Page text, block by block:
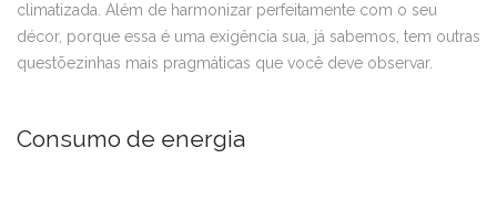
climatizada. Além de harmonizar perfeitamente com o seu
décor, porque essa é uma exigência sua, já sabemos, tem outras
questõezinhas mais pragmáticas que você deve observar.
Consumo de energia